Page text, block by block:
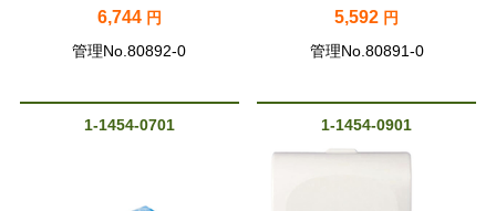
6,744 円
管理No.80892-0
5,592 円
管理No.80891-0
1-1454-0701 1-1454-0901